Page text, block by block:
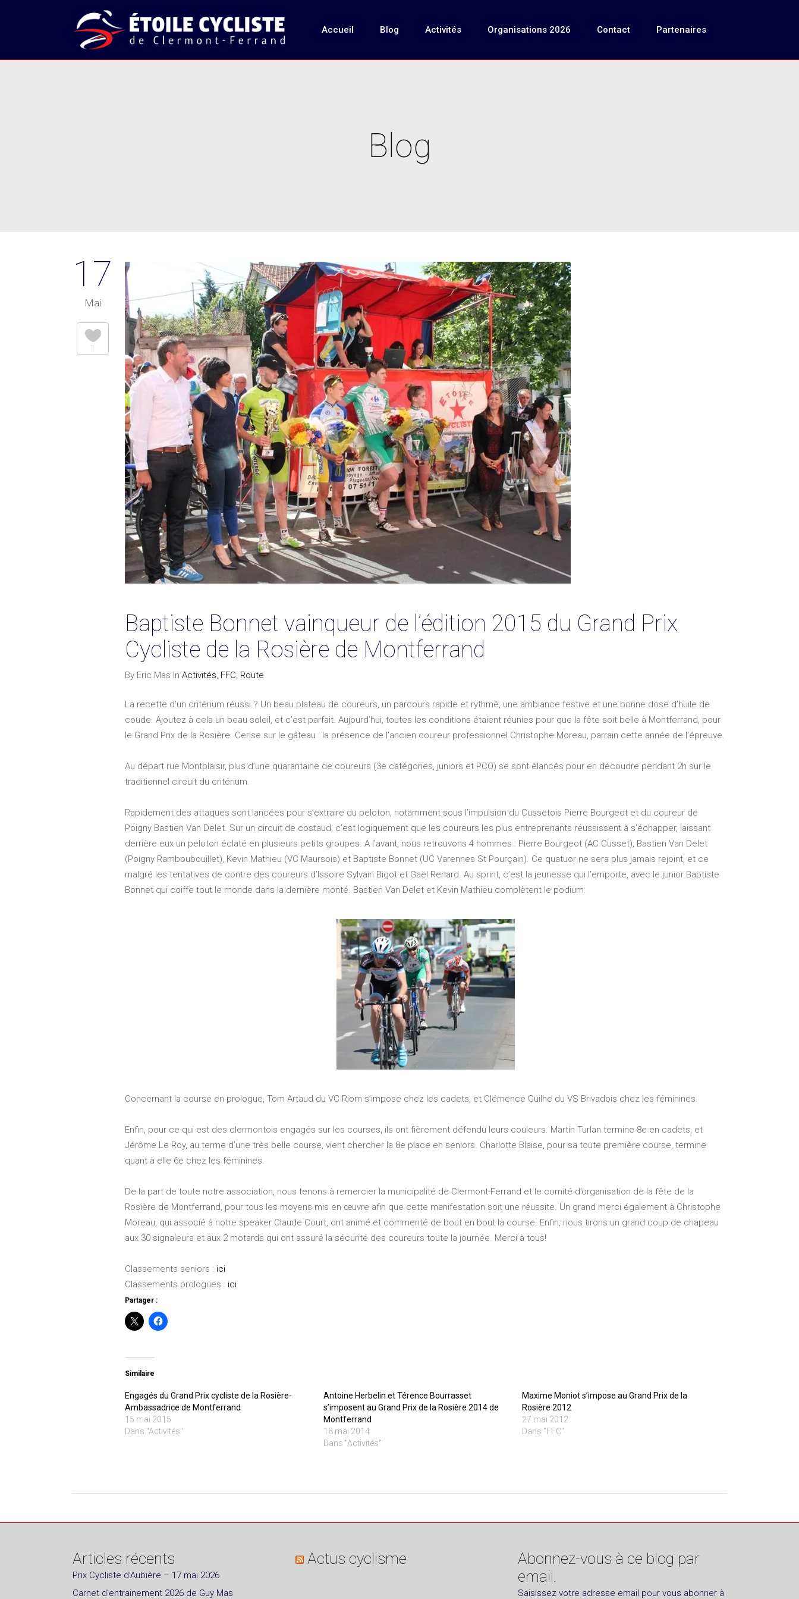
Accueil Blog Activités Organisations 2026 Contact Partenaires
Blog
17
Mai
1
Baptiste Bonnet vainqueur de l’édition 2015 du Grand Prix
Cycliste de la Rosière de Montferrand
By Eric Mas In Activités, FFC, Route
La recette d’un critérium réussi ? Un beau plateau de coureurs, un parcours rapide et rythmé, une ambiance festive et une bonne dose d’huile de
coude. Ajoutez à cela un beau soleil, et c’est parfait. Aujourd’hui, toutes les conditions étaient réunies pour que la fête soit belle à Montferrand, pour
le Grand Prix de la Rosière. Cerise sur le gâteau : la présence de l’ancien coureur professionnel Christophe Moreau, parrain cette année de l’épreuve.
Au départ rue Montplaisir, plus d’une quarantaine de coureurs (3e catégories, juniors et PCO) se sont élancés pour en découdre pendant 2h sur le
traditionnel circuit du critérium.
Rapidement des attaques sont lancées pour s’extraire du peloton, notamment sous l’impulsion du Cussetois Pierre Bourgeot et du coureur de
Poigny Bastien Van Delet. Sur un circuit de costaud, c’est logiquement que les coureurs les plus entreprenants réussissent à s’échapper, laissant
derrière eux un peloton éclaté en plusieurs petits groupes. A l’avant, nous retrouvons 4 hommes : Pierre Bourgeot (AC Cusset), Bastien Van Delet
(Poigny Ramboubouillet), Kevin Mathieu (VC Maursois) et Baptiste Bonnet (UC Varennes St Pourçain). Ce quatuor ne sera plus jamais rejoint, et ce
malgré les tentatives de contre des coureurs d’Issoire Sylvain Bigot et Gaël Renard. Au sprint, c’est la jeunesse qui l’emporte, avec le junior Baptiste
Bonnet qui coiffe tout le monde dans la dernière monté. Bastien Van Delet et Kevin Mathieu complètent le podium.
Concernant la course en prologue, Tom Artaud du VC Riom s’impose chez les cadets, et Clémence Guilhe du VS Brivadois chez les féminines.
Enfin, pour ce qui est des clermontois engagés sur les courses, ils ont fièrement défendu leurs couleurs. Martin Turlan termine 8e en cadets, et
Jérôme Le Roy, au terme d’une très belle course, vient chercher la 8e place en seniors. Charlotte Blaise, pour sa toute première course, termine
quant à elle 6e chez les féminines.
De la part de toute notre association, nous tenons à remercier la municipalité de Clermont-Ferrand et le comité d’organisation de la fête de la
Rosière de Montferrand, pour tous les moyens mis en œuvre afin que cette manifestation soit une réussite. Un grand merci également à Christophe
Moreau, qui associé à notre speaker Claude Court, ont animé et commenté de bout en bout la course. Enfin, nous tirons un grand coup de chapeau
aux 30 signaleurs et aux 2 motards qui ont assuré la sécurité des coureurs toute la journée. Merci à tous!
Classements seniors : ici
Classements prologues : ici
Partager :
Similaire
Engagés du Grand Prix cycliste de la Rosière-
Ambassadrice de Montferrand
15 mai 2015
Dans "Activités"
Antoine Herbelin et Térence Bourrasset
s’imposent au Grand Prix de la Rosière 2014 de
Montferrand
18 mai 2014
Dans "Activités"
Maxime Moniot s’impose au Grand Prix de la
Rosière 2012
27 mai 2012
Dans "FFC"
Articles récents
Prix Cycliste d’Aubière – 17 mai 2026
Carnet d’entrainement 2026 de Guy Mas
Actus cyclisme
Abonnez-vous à ce blog par
email.
Saisissez votre adresse email pour vous abonner à